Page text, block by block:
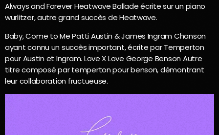
Always and Forever Heatwave Ballade écrite sur un piano
wurlitzer, autre grand succès de Heatwave.
Baby, Come to Me Patti Austin & James Ingram Chanson
ayant connu un succès important, écrite par Temperton
pour Austin et Ingram. Love X Love George Benson Autre
titre composé par temperton pour benson, démontrant
leur collaboration fructueuse.